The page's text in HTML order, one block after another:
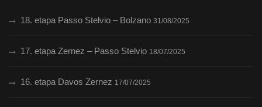
18. etapa Passo Stelvio – Bolzano 31/08/2025
17. etapa Zernez – Passo Stelvio 18/07/2025
16. etapa Davos Zernez 17/07/2025